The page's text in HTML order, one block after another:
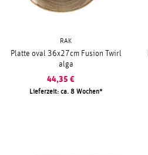
RAK
Platte oval 36x27cm Fusion Twirl
alga
44,35 €
Lieferzeit: ca. 8 Wochen